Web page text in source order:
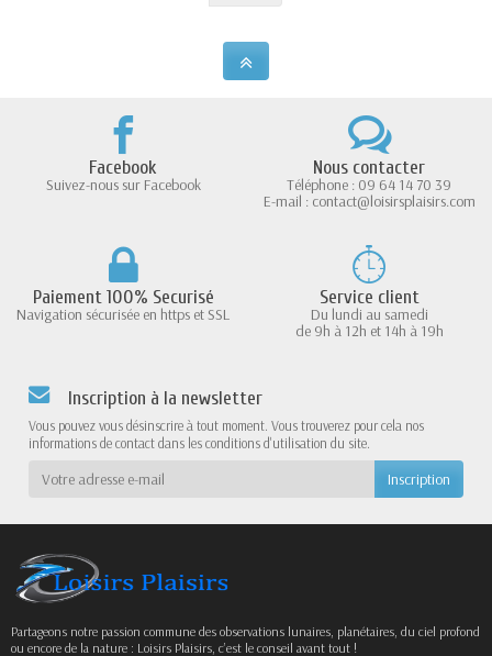
Facebook
Suivez-nous sur Facebook
Nous contacter
Téléphone : 09 64 14 70 39
E-mail : contact@loisirsplaisirs.com
Paiement 100% Securisé
Navigation sécurisée en https et SSL
Service client
Du lundi au samedi
de 9h à 12h et 14h à 19h
Inscription à la newsletter
Vous pouvez vous désinscrire à tout moment. Vous trouverez pour cela nos
informations de contact dans les conditions d'utilisation du site.
Partageons notre passion commune des observations lunaires, planétaires, du ciel profond
ou encore de la nature : Loisirs Plaisirs, c’est le conseil avant tout !